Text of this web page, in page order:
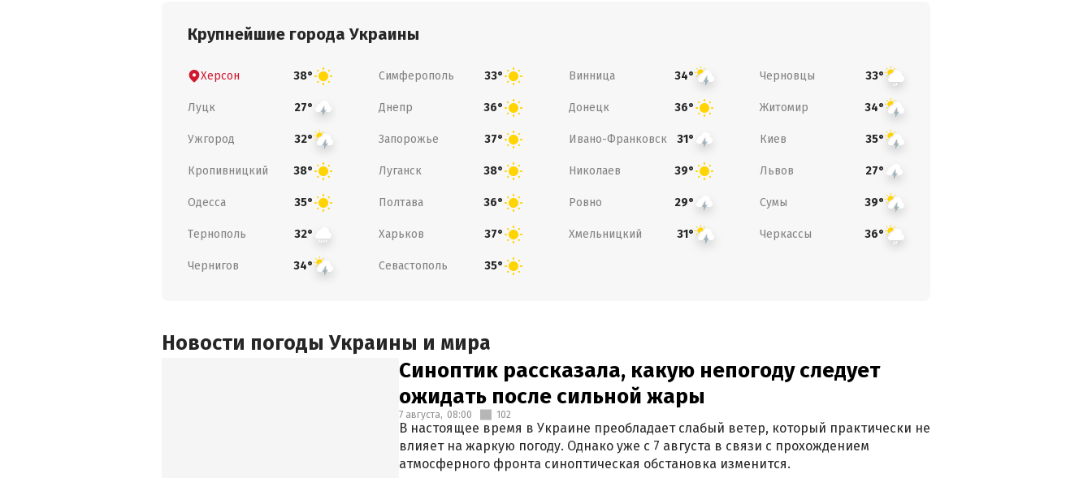
Крупнейшие города Украины
Херсон 38° Симферополь 33° Винница 34° Черновцы 33°
Луцк 27° Днепр 36° Донецк 36° Житомир 34°
Ужгород 32° Запорожье 37° Ивано-Франковск 31° Киев 35°
Кропивницкий 38° Луганск 38° Николаев 39° Львов 27°
Одесса 35° Полтава 36° Ровно 29° Сумы 39°
Тернополь 32° Харьков 37° Хмельницкий 31° Черкассы 36°
Чернигов 34° Севастополь 35°
Новости погоды Украины и мира
Синоптик рассказала, какую непогоду следует
ожидать после сильной жары
7 августа, 08:00 102
В настоящее время в Украине преобладает слабый ветер, который практически не
влияет на жаркую погоду. Однако уже с 7 августа в связи с прохождением
атмосферного фронта синоптическая обстановка изменится.